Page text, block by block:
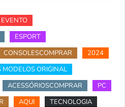
EVENTO
ESPORT
CONSOLESCOMPRAR
2024
MODELOS ORIGINAL
ACESSÓRIOSCOMPRAR
PC
AQUI
TECNOLOGIA